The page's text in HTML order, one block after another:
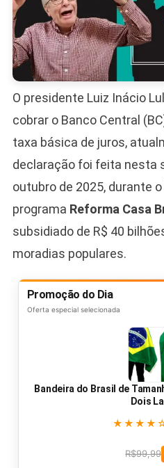
O presidente Luiz Inácio
cobrar o Banco Central
taxa básica de juros,
declaração foi feita nesta
outubro de 2025, durante
programa Reforma Casa
subsidiado de R$ 40
moradias populares.
Promoção do Dia
Oferta especial selecionada
Bandeira do Brasil de
Dois
R$99,99